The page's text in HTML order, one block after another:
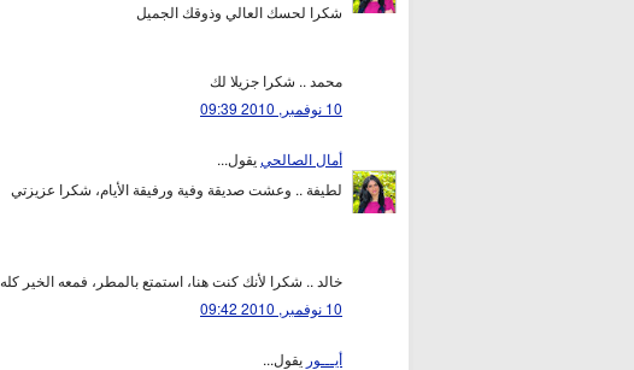
شكرا لحسك العالي وذوقك الجميل
محمد .. شكرا جزيلا لك
10 نوفمبر, 2010 09:39
أمال الصالحييقول...
لطيفة .. وعشت صديقة وفية ورفيقة الأيام، شكرا عزيزتي
خالد .. شكرا لأنك كنت هنا، استمتع بالمطر، فمعه الخير كله
10 نوفمبر, 2010 09:42
أيـــور يقول...